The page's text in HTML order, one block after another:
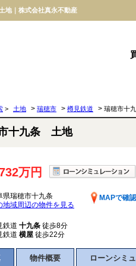
地｜株式会社真永不動産
> 土地 > 瑞穂市 > 樽見鉄道 > 瑞穂市十
十九条 土地
万円
県瑞穂市十九条
MAPで確認
地域周辺の物件を見る
鉄道 十九条 徒歩8分
鉄道 横屋 徒歩22分
物件概要 ローンシミ